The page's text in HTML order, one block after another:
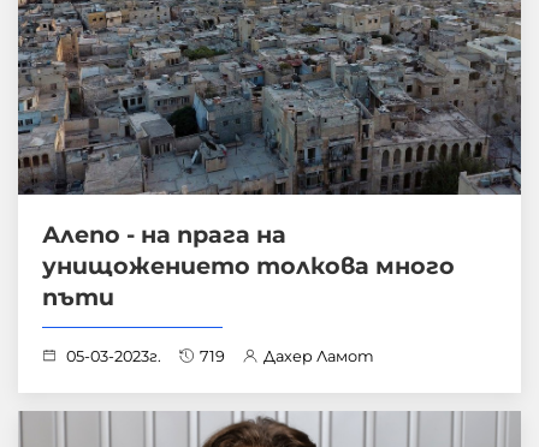
Алепо - на прага на
унищожението толкова много
пъти
05-03-2023г. 719 Дахер Ламот